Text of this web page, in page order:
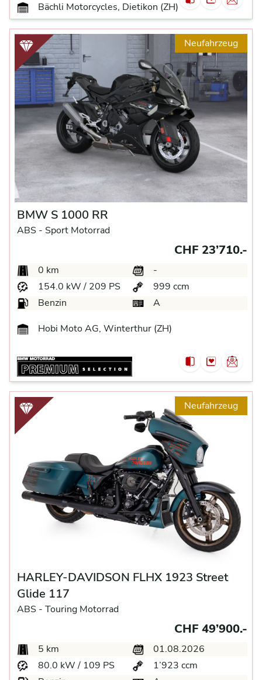
Bächli Motorcycles, Dietikon (ZH)
Neufahrzeug
BMW S 1000 RR
ABS - Sport Motorrad
CHF 23’710.-
0 km
-
154.0 kW / 209 PS
999 ccm
Benzin
A
Hobi Moto AG, Winterthur (ZH)
Neufahrzeug
HARLEY-DAVIDSON FLHX 1923 Street
Glide 117
ABS - Touring Motorrad
CHF 49’900.-
5 km
01.08.2026
80.0 kW / 109 PS
1’923 ccm